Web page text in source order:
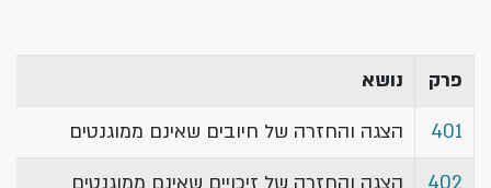
​פרק ​נושא
401​ הצגה והחזרה של חיובים שאינם ממוגנטים​